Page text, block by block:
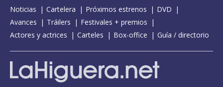
Noticias Cartelera Próximos estrenos
DVD
Avances
Tráilers
Festivales + premios
Actores y actrices
Carteles Box-office Guía / directorio